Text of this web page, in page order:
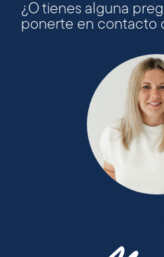
¿O tienes alguna
ponerte en contacto